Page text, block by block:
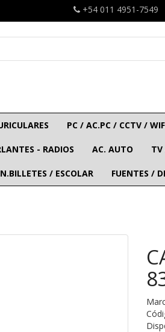
+54 011 4951-7549
PC / AC.PC / CCTV /
- RADIOS AC. AUTO
/ ESCOLAR FUENTES /